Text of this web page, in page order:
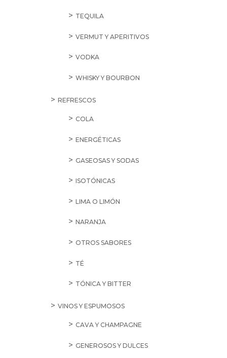
TEQUILA
VERMUT Y APERITIVOS
VODKA
WHISKY Y BOURBON
REFRESCOS
COLA
ENERGÉTICAS
GASEOSAS Y SODAS
ISOTÓNICAS
LIMA O LIMÓN
NARANJA
OTROS SABORES
TÉ
TÓNICA Y BITTER
VINOS Y ESPUMOSOS
CAVA Y CHAMPAGNE
GENEROSOS Y DULCES